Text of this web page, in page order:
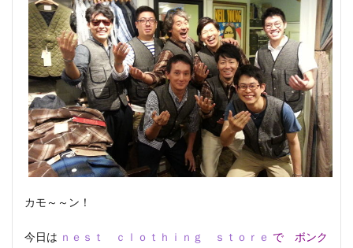
カモ～～ン！
今日は ｎｅｓｔ ｃｌｏｔｈｉｎｇ ｓｔｏｒｅ で ボンク